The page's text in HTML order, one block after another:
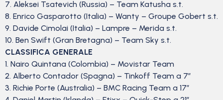
7. Aleksei Tsatevich (Russia) – Team Katusha s.t.
8. Enrico Gasparotto (Italia) – Wanty – Groupe Gobert s.t.
9. Davide Cimolai (Italia) – Lampre – Merida s.t.
10. Ben Swift (Gran Bretagna) – Team Sky s.t.
CLASSIFICA GENERALE
1. Nairo Quintana (Colombia) – Movistar Team
2. Alberto Contador (Spagna) – Tinkoff Team a 7″
3. Richie Porte (Australia) – BMC Racing Team a 17″